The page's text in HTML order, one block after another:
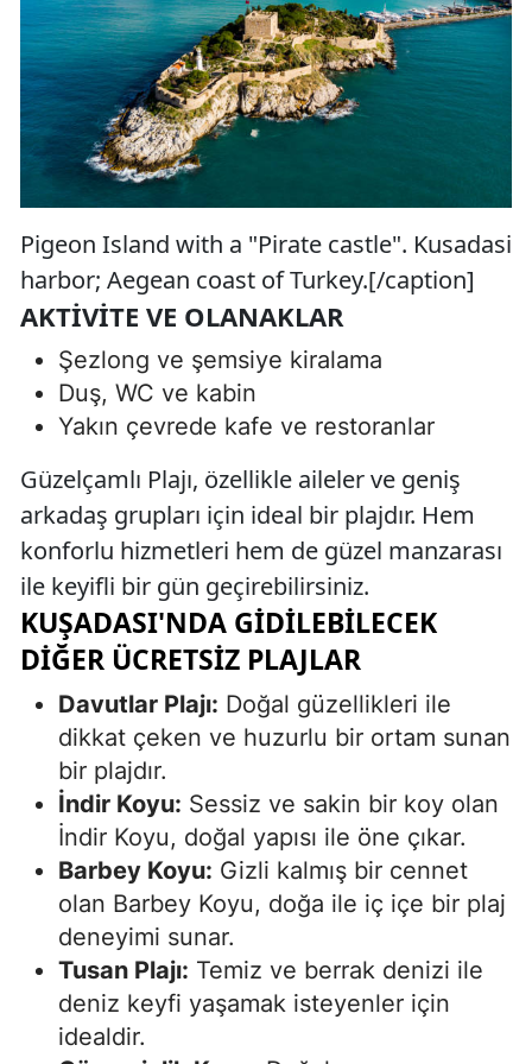
Pigeon Island with a "Pirate castle". Kusadasi
harbor; Aegean coast of Turkey.[/caption]
AKTIVITE VE OLANAKLAR
Şezlong ve şemsiye kiralama
Duş, WC ve kabin
Yakın çevrede kafe ve restoranlar
Güzelçamlı Plajı, özellikle aileler ve geniş
arkadaş grupları için ideal bir plajdır. Hem
konforlu hizmetleri hem de güzel manzarası
ile keyifli bir gün geçirebilirsiniz.
KUŞADASI'NDA GIDILEBILECEK
DIĞER ÜCRETSIZ PLAJLAR
Davutlar Plajı: Doğal güzellikleri ile
dikkat çeken ve huzurlu bir ortam sunan
bir plajdır.
İndir Koyu: Sessiz ve sakin bir koy olan
İndir Koyu, doğal yapısı ile öne çıkar.
Barbey Koyu: Gizli kalmış bir cennet
olan Barbey Koyu, doğa ile iç içe bir plaj
deneyimi sunar.
Tusan Plajı: Temiz ve berrak denizi ile
deniz keyfi yaşamak isteyenler için
idealdir.